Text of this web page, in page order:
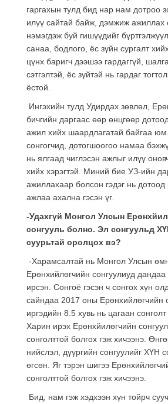
гаргахын тулд бид нар нам дотроо
илүү сайтай байж, дэмжиж ажиллах
нэмэгдэж буй гишүүдийг
санаа, бодлого, ёс зүйн сургалт
цүнх баригч дээшээ гардаггүй,
сэтгэлтэй, ёс зүйтэй нь гардаг
ёстой.
Ингэхийн тулд Удирдах зөвлөл,
бичгийн даргаас өөр өнцгөөр
ажил хийх шаардлагатай байгаа
сонгогчид, дотогшоогоо намаа
нь ялгаад чиглэсэн ажлыг илүү
хийх хэрэгтэй. Миний бие УЗ-ийн
ажиллахаар болсон гэдэг нь дотоод
ажлаа ахална гэсэн үг.
-Удахгүй Монгол Улсын
сонгууль болно. Эл сонгуульд
суурьтай оролцох вэ?
-Харамсалтай нь Монгол Улсын
Ерөнхийлөгчийн сонгуулиуд дандаа
ирсэн. Сонгоё гэсэн ч сонгох хүн
сайндаа 2017 оны Ерөнхийлөгчийн
иргэдийн 8.5 хувь нь цагаан сонголт
Харин ирэх Ерөнхйилөгчийн
сонголттой болгох гэж хичээнэ.
нийслэл, дүүргийн сонгуулийг ХҮН
өгсөн. Яг тэрэн шигээ
сонголттой болгох гэж хичээнэ.
Бид, нам гэж хэдхээн хүн тойрч